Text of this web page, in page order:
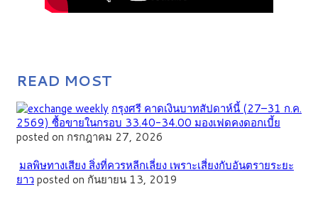
READ MOST
กรุงศรี คาดเงินบาทสัปดาห์นี้ (27–31 ก.ค.
2569) ซื้อขายในกรอบ 33.40-34.00 มองเฟดคงดอกเบี้ย
posted on กรกฎาคม 27, 2026
มลพิษทางเสียง สิ่งที่ควรหลีกเลี่ยง เพราะเสี่ยงกับอันตรายระยะ
ยาวposted on กันยายน 13, 2019